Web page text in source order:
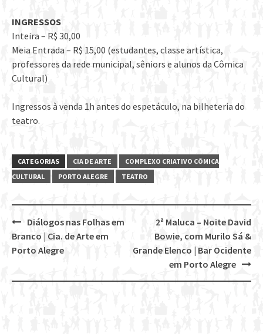
INGRESSOS
Inteira – R$ 30,00
Meia Entrada – R$ 15,00 (estudantes, classe artística,
professores da rede municipal, sêniors e alunos da Cômica
Cultural)
Ingressos à venda 1h antes do espetáculo, na bilheteria do
teatro.
CATEGORIAS CIA DE ARTE
COMPLEXO CRIATIVO CÔMICA
CULTURAL
PORTO ALEGRE TEATRO
Post
navigation
2ª Maluca – Noite David
Bowie, com Murilo Sá &
Grande Elenco | Bar Ocidente
em Porto Alegre
Diálogos nas Folhas em
Branco | Cia. de Arte em
Porto Alegre